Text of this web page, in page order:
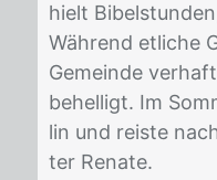
hielt
Wäh­rend et­li­che
Ge­mein­de
be­hel­ligt. Im
lin und reis­te
ter Re­na­te.